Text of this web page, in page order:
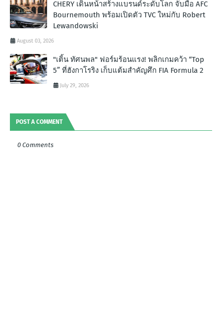
CHERY เดินหน้าสร้างแบรนด์ระดับโลก จับมือ AFC
Bournemouth พร้อมเปิดตัว TVC ใหม่กับ Robert
Lewandowski
August 03, 2026
"เติ้น ทัศนพล" ฟอร์มร้อนแรง! พลิกเกมคว้า “Top
5” ที่ฮังกาโรริง เก็บแต้มสำคัญศึก FIA Formula 2
July 29, 2026
POST A COMMENT
0 Comments